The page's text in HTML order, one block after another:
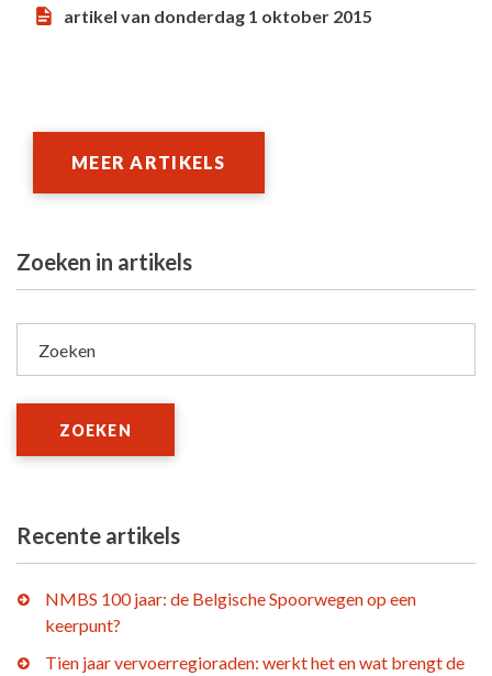
artikel van donderdag 1 oktober 2015
MEER ARTIKELS
Zoeken in artikels
Zoeken
ZOEKEN
Recente artikels
NMBS 100 jaar: de Belgische Spoorwegen op een
keerpunt?
Tien jaar vervoerregioraden: werkt het en wat brengt de